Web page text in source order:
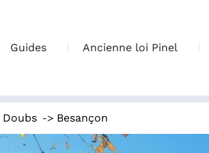
Guides Ancienne loi Pinel
Doubs -> Besançon